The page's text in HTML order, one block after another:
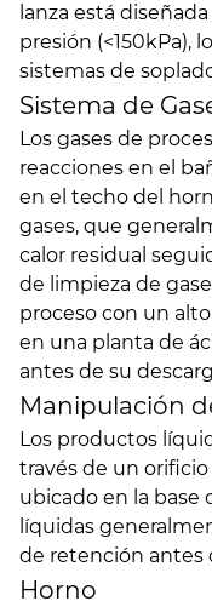
lanza está
presión (<150kPa),
sistemas de
Sistema de
Los gases de
reacciones en el
en el techo del
gases, que
calor residual
de limpieza de
proceso con un
en una planta de
antes de su
Manipulación
Los productos
través de un
ubicado en la base
líquidas
de retención antes
Horno